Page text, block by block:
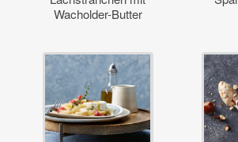
Wacholder-Butter